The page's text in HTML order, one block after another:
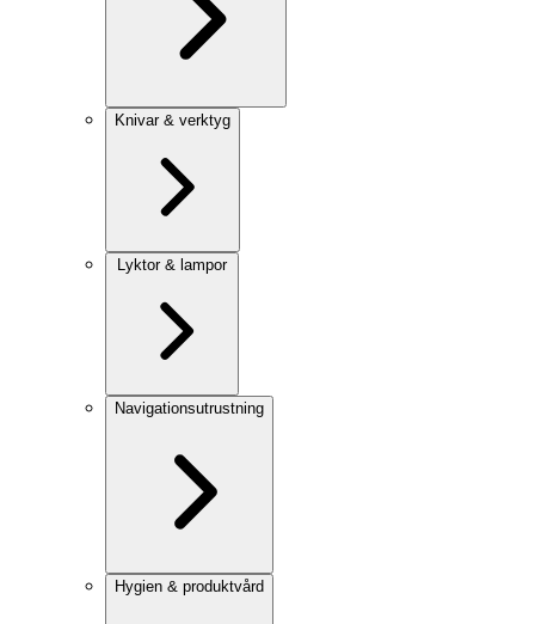
Knivar & verktyg
Lyktor & lampor
Navigationsutrustning
Hygien & produktvård